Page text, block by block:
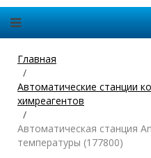
Главная
Автоматические станции
химреагентов
Автоматическая станция
температуры (177800)